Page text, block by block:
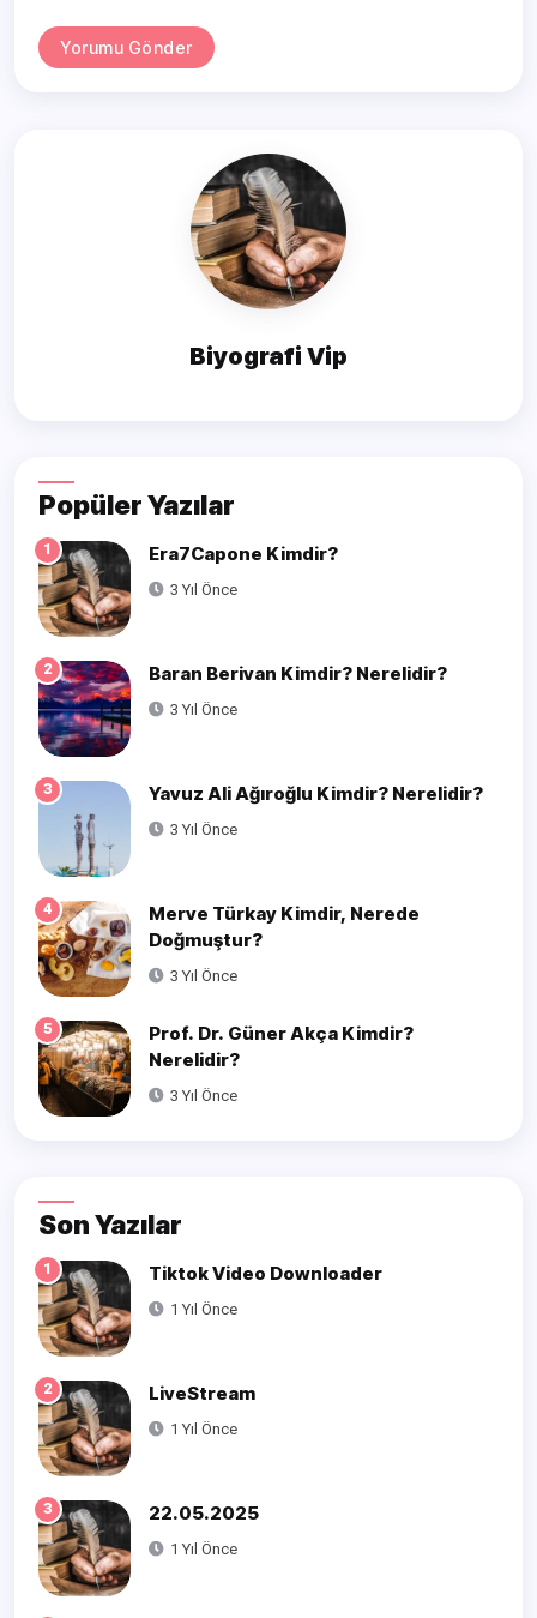
Yorumu Gönder
Biyografi Vip
Popüler Yazılar
1 Era7Capone Kimdir?
3 Yıl Önce
2 Baran Berivan Kimdir? Nerelidir?
3 Yıl Önce
3 Yavuz Ali Ağıroğlu Kimdir? Nerelidir?
3 Yıl Önce
4
Merve Türkay Kimdir, Nerede
Doğmuştur?
3 Yıl Önce
5
Prof. Dr. Güner Akça Kimdir?
Nerelidir?
3 Yıl Önce
Son Yazılar
1 Tiktok Video Downloader
1 Yıl Önce
2 LiveStream
1 Yıl Önce
3 22.05.2025
1 Yıl Önce